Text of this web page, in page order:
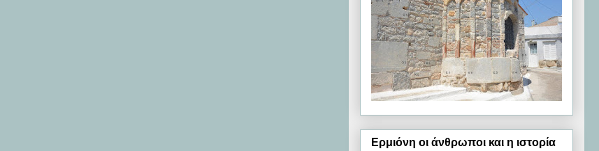
Ερμιόνη oι άνθρωποι και η ιστορία